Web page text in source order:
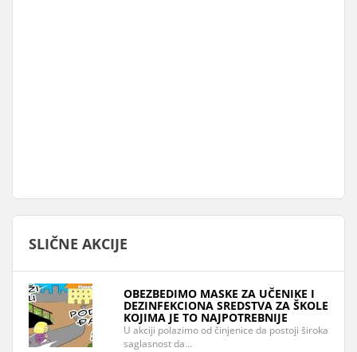
SLIČNE AKCIJE
OBEZBEDIMO MASKE ZA UČENIKE I
DEZINFEKCIONA SREDSTVA ZA ŠKOLE
KOJIMA JE TO NAJPOTREBNIJE
U akciji polazimo od činjenice da postoji široka
saglasnost da…